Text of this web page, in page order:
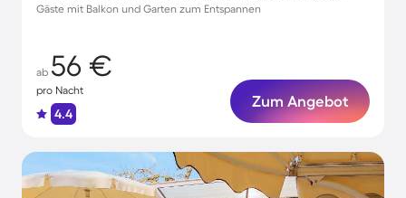
Gäste mit Balkon und Garten zum Entspannen
ab 56 €
pro Nacht
4.4
Zum Angebot